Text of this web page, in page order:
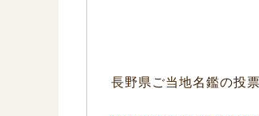
長野県ご当地名鑑の投